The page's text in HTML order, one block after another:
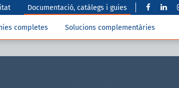
Documentació, catàlegs i guies
completes Solucions complementàries